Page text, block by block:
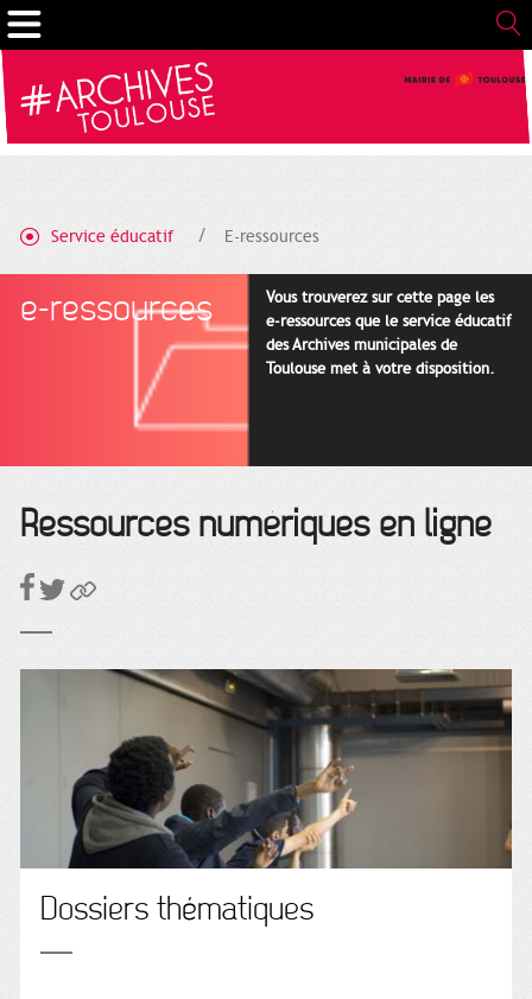
Service éducatif E-ressources
e-ressources
Vous trouverez sur cette page les
e-ressources que le service éducatif
des Archives municipales de
Toulouse met à votre disposition.
Ressources numériques en ligne
Dossiers thématiques
Cookies management panel